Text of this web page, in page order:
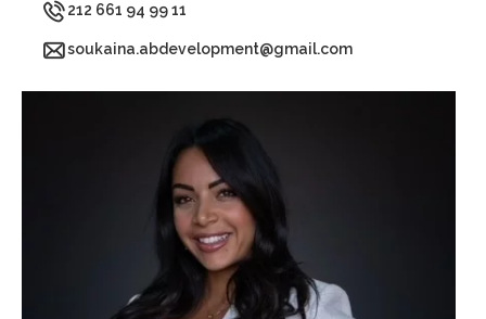
212 661 94 99 11
soukaina.abdevelopment@gmail.com